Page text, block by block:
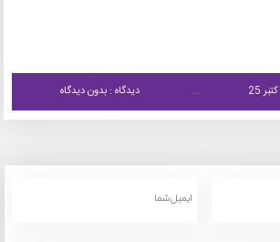
دیدگاه : بدون دیدگاه